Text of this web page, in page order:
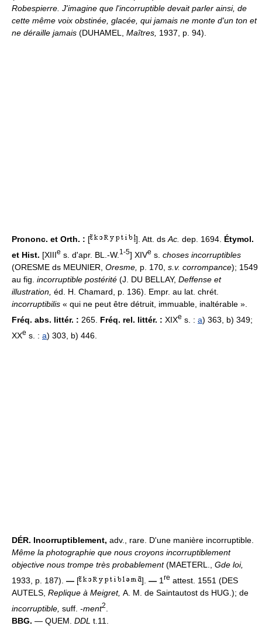
Robespierre. J'imagine que l'incorruptible devait parler ainsi, de
cette même voix obstinée, glacée, qui jamais ne monte d'un ton et
ne déraille jamais (DUHAMEL, Maîtres, 1937, p. 94).
Prononc. et Orth. : [ ]. Att. dsAc. dep. 1694. Étymol.
et Hist. [XIIIe s. d'apr. BL.-W. 1-5] XIVe s. choses incorruptibles
(ORESME ds MEUNIER, Oresme, p. 170, s.v. corrompance); 1549
au fig. incorruptible postérité (J. DU BELLAY, Deffense et
illustration, éd. H. Chamard, p. 136). Empr. au lat. chrét.
incorruptibilis « qui ne peut être détruit, immuable, inaltérable ».
Fréq. abs. littér. : 265. Fréq. rel. littér. : XIXe s. : a) 363, b) 349;
XXe s. : a) 303, b) 446.
DÉR. Incorruptiblement, adv., rare. D'une manière incorruptible.
Même la photographie que nous croyons incorruptiblement
objective nous trompe très probablement(MAETERL., Gde loi,
1933, p. 187). — [ ]. — 1 re attest. 1551 (DES
AUTELS, Replique à Meigret, A. M. de Saintautost ds HUG.); de
incorruptible, suff. -ment2
BBG. — QUEM. DDL t.11.